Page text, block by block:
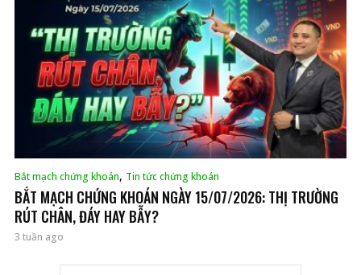
Bắt mạch chứng khoán, Tin tức chứng khoán
BẮT MẠCH CHỨNG KHOÁN NGÀY 15/07/2026: THỊ TRƯỜNG
RÚT CHÂN, ĐÁY HAY BẪY?
3 tuần ago